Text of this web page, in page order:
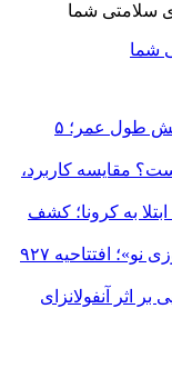
شما
مصرف بیش از حد پروتئین و خطر کاهش طول عمر؛ ۵
مقایسه کاربرد،
به کرونا؛ کشف
رکوردشکنی تاریخی «مرد عنکبوتی: روزی نو»؛ افتتاحیه ۹۲۷
بر اثر آنفولانزای